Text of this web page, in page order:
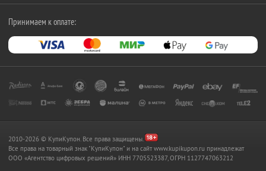
Принимаем к оплате:
2010-2026 © КупиКупон. Все права защищены.
Все права на товарный знак "КупиКупон" и на сайт www.kupikupon.ru принадлежат
OOO «Агентство цифровых решений» ИНН 7705523387, ОГРН 1127747063212